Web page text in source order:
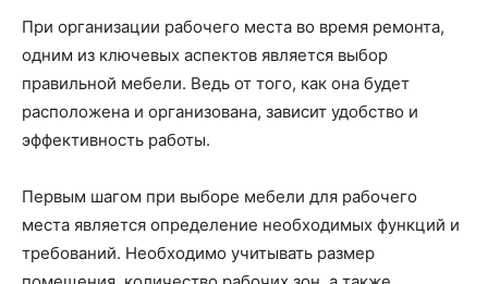
При организации рабочего места во время ремонта,
одним из ключевых аспектов является выбор
правильной мебели. Ведь от того, как она будет
расположена и организована, зависит удобство и
эффективность работы.
Первым шагом при выборе мебели для рабочего
места является определение необходимых функций и
требований. Необходимо учитывать размер